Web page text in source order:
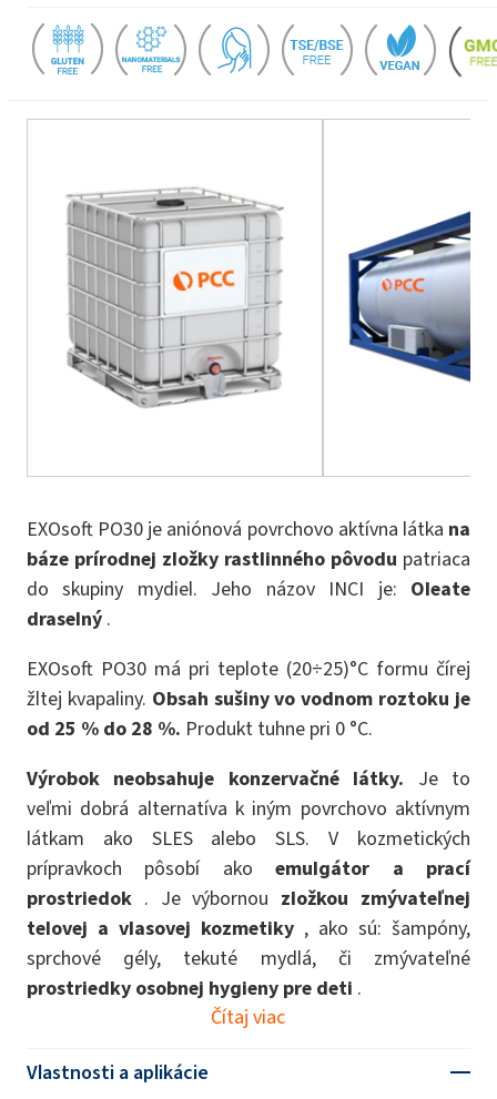
EXOsoft PO30 je aniónová povrchovo aktívna látka na
báze prírodnej zložky rastlinného pôvodu patriaca
do skupiny mydiel. Jeho názov INCI je: Oleate
draselný .
EXOsoft PO30 má pri teplote (20÷25)°C formu čírej
žltej kvapaliny. Obsah sušiny vo vodnom roztoku je
od 25 % do 28 %. Produkt tuhne pri 0 °C.
Výrobok neobsahuje konzervačné látky. Je to
veľmi dobrá alternatíva k iným povrchovo aktívnym
látkam ako SLES alebo SLS. V kozmetických
prípravkoch pôsobí akoemulgátor a prací
prostriedok . Je výbornou zložkou zmývateľnej
telovej a vlasovej kozmetiky , ako sú: šampóny,
sprchové gély, tekuté mydlá, či zmývateľné
prostriedky osobnej hygieny pre deti .
Čítaj viac
Vlastnosti a aplikácie